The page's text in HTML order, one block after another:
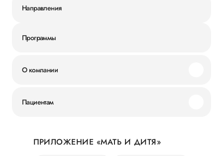
Направления
Программы
О компании
Новости
Пациентам
Личный кабинет
ПРИЛОЖЕНИЕ «МАТЬ И ДИТЯ»